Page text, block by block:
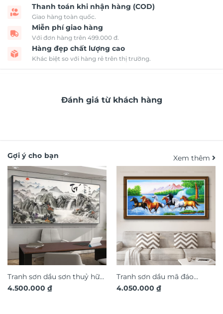
Thanh toán khi nhận hàng (COD)
Giao hàng toàn quốc.
Miễn phí giao hàng
Với đơn hàng trên 499.000 đ.
Hàng đẹp chất lượng cao
Khác biệt so với hàng rẻ trên thị trường.
Đánh giá từ khách hàng
Gợi ý cho bạn Xem thêm
Tranh sơn dầu sơn thuỷ hữu
tình SD699
4.500.000 ₫
Tranh sơn dầu mã đáo
thành công SD455
4.050.000 ₫